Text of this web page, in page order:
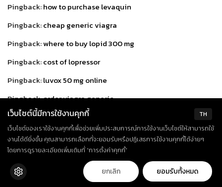
Pingback:how to purchase levaquin
Pingback:cheap generic viagra
Pingback:where to buy lopid 300 mg
Pingback:cost of lopressor
Pingback:luvox 50 mg online
Pingback:order viagra generic
Pingback:macrobid tablets
Pingback: meclizine 25 mg online pharmacy
Pingback:mestinon online pharmacy
Pingback:
cheap erectile dysfunction pills online
TH
เว็บไซต์นี้มีการใช้งานคุกกี้
เว็บไซต์ของเราใช้งานคุกกี้เพื่อช่วยเพิ่มประสบการณ์การใช้งานเว็บไซต์ให้สามารถใช้
งานได้ดียิ่งขึ้น คุณสามารถเลือกที่จะยอมรับหรือปฏิเสธการใช้งานคุกกี้ได้ง่ายๆ
โดยการดูรายละเอียดเพิ่มเติมที่ “การตั้งค่าคุกกี้”
ยกเลิก ยอมรับทั้งหมด